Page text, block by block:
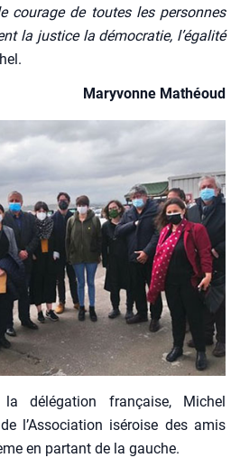
cou­rage de toutes les per­sonnes
la jus­tice la démo­cra­tie, l’é­ga­li­té
Mary­vonne Mathéoud
délé­ga­tion fran­çaise, Michel
l’As­so­cia­tion isé­roise des amis
en par­tant de la gauche.